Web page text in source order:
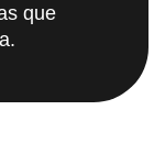
que